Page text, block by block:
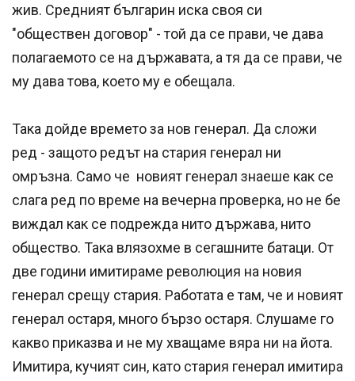
жив. Средният българин иска своя си
"обществен договор" - той да се прави, че дава
полагаемото се на държавата, а тя да се прави, че
му дава това, което му е обещала.
Така дойде времето за нов генерал. Да сложи
ред - защото редът на стария генерал ни
омръзна. Само че новият генерал знаеше как се
слага ред по време на вечерна проверка, но не бе
виждал как се подрежда нито държава, нито
общество. Така влязохме в сегашните батаци. От
две години имитираме революция на новия
генерал срещу стария. Работата е там, че и новият
генерал остаря, много бързо остаря. Слушаме го
какво приказва и не му хващаме вяра ни на йота.
Имитира, кучият син, като стария генерал имитира